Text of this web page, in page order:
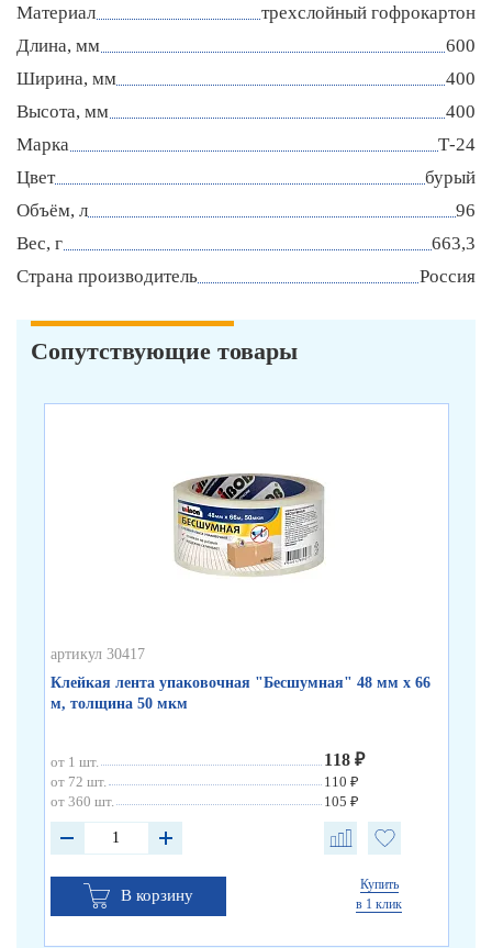
Материал
трехслойный гофрокартон
Длина, мм
600
Ширина, мм
400
Высота, мм
400
Марка
Т-24
Цвет
бурый
Объём, л
96
Вес, г
663,3
Страна производитель
Россия
Сопутствующие товары
артикул 30417
Клейкая лента упаковочная "Бесшумная" 48 мм х 66
м, толщина 50 мкм
от 1 шт. 118 ₽
от 72 шт.
110 ₽
от 360 шт.
105 ₽
В корзину
Купить
в 1 клик